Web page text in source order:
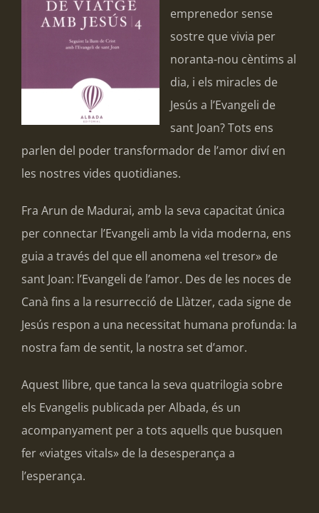
emprenedor sense
sostre que vivia per
noranta-nou cèntims al
dia, i els miracles de
Jesús a l’Evangeli de
sant Joan? Tots ens
parlen del poder transformador de l’amor diví en
les nostres vides quotidianes.
Fra Arun de Madurai, amb la seva capacitat única
per connectar l’Evangeli amb la vida moderna, ens
guia a través del que ell anomena «el tresor» de
sant Joan: l’Evangeli de l’amor. Des de les noces de
Canà fins a la resurrecció de Llàtzer, cada signe de
Jesús respon a una necessitat humana profunda: la
nostra fam de sentit, la nostra set d’amor.
Aquest llibre, que tanca la seva quatrilogia sobre
els Evangelis publicada per Albada, és un
acompanyament per a tots aquells que busquen
fer «viatges vitals» de la desesperança a
l’esperança.